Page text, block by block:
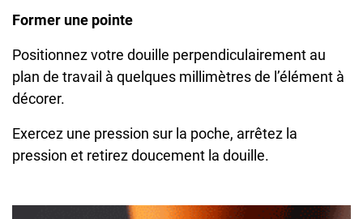
Former une pointe
Positionnez votre douille perpendiculairement au
plan de travail à quelques millimètres de l’élément à
décorer.
Exercez une pression sur la poche, arrêtez la
pression et retirez doucement la douille.